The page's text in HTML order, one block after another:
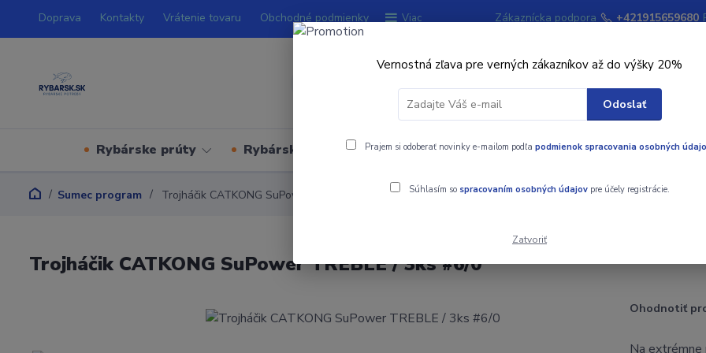
Doprava Kontakty Vrátenie tovaru Obchodné podmienky Viac Zákaznícka podpora +421915659680
Rybárske prúty Rybárske navijáky Signalizátory záberu Kempingový
Sumec program Trojháčik CATKONG SuPower TREBLE / 3ks #6/0
Trojháčik CATKONG SuPower TREBLE / 3ks #6/0
Ohodnotiť
Na
Vernostná zľava pre verných zákazníkov až do výšky 20%
Odoslať
Prajem si odoberať novinky e-mailom podľa podmienok spracovania osobných
Súhlasím so spracovaním osobných údajovpre účely registrácie.
Zatvoriť